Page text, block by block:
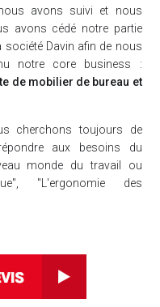
avons suivi et nous
avons cédé notre partie
Davin afin de nous
notrecore business :
de mobilier de bureau et
cherchons toujours de
aux besoins du
monde du travail ou
"L'ergonomie des